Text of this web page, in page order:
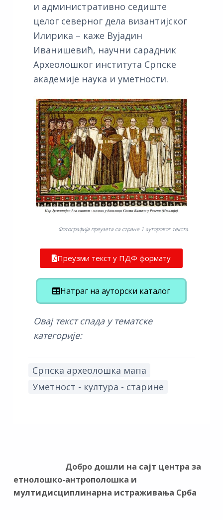
и административно седиште
целог северног дела византијског
Илирика – каже Вујадин
Иванишевић, научни сарадник
Археолошког института Српске
академије наука и уметности.
Фотографија преузета са стране 1 ауторовог текста.
Преузми текст у ПДФ формату
Натраг на ауторски каталог
Овај текст спада у тематске
категорије:
Српска археолошка мапа
Уметност - култура - старине
Добро дошли на сајт центра за
етнолошко-антрополошка и
мултидисциплинарна истраживања Срба